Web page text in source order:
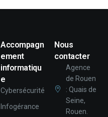
Accompagn
ement
informatiqu
e
Cybersécurité
Infogérance
Nous
contacter
Agence
de Rouen
: Quais de
Seine,
Rouen.